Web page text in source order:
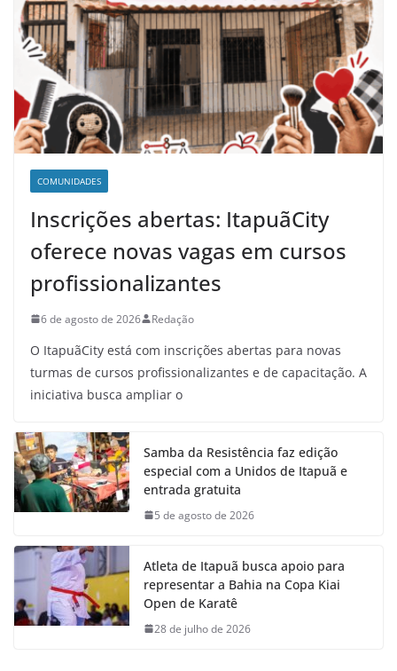
COMUNIDADES
Inscrições abertas: ItapuãCity
oferece novas vagas em cursos
profissionalizantes
6 de agosto de 2026 Redação
O ItapuãCity está com inscrições abertas para novas
turmas de cursos profissionalizantes e de capacitação. A
iniciativa busca ampliar o
Samba da Resistência faz edição
especial com a Unidos de Itapuã e
entrada gratuita
5 de agosto de 2026
Atleta de Itapuã busca apoio para
representar a Bahia na Copa Kiai
Open de Karatê
28 de julho de 2026